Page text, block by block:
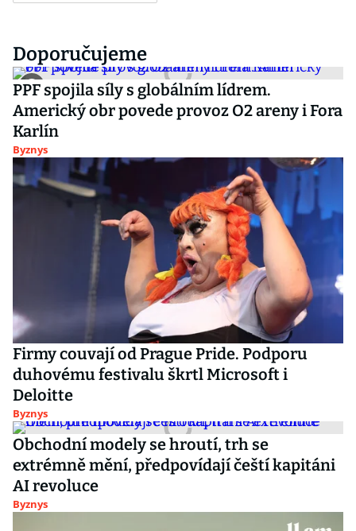
Doporučujeme
PPF spojila síly s globálním lídrem.
Americký obr povede provoz O2 areny i Fora
Karlín
Byznys
Firmy couvají od Prague Pride. Podporu
duhovému festivalu škrtl Microsoft i
Deloitte
Byznys
Obchodní modely se hroutí, trh se
extrémně mění, předpovídají čeští kapitáni
AI revoluce
Byznys